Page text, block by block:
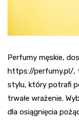
Perfumy męskie,
https://perfumy.pl/,
stylu, który potrafi
trwałe wrażenie.
dla osiągnięcia